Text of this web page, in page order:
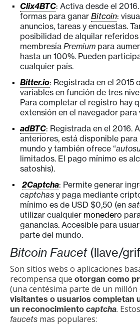
N
o
t
a
s
e
P
r
e
n
s
a
T
e
m
a
s
R
e
c
Clix4BTC: Activa desde el
formas para ganar Bitcoin:
anuncios, tareas y encuestas.
posibilidad de alquilar
membresía Premium para
hasta un 100%. Pueden
cualquier país.
Bitter.io: Registrada en el 2015
variables en función de tres
Para completar el registro hay
extensión en el navegador para
adBTC: Registrada en el 2016.
anteriores, está disponible
mundo y también ofrece “
limitados. El pago mínimo es
satoshis).
2Captcha: Permite generar
captchas y paga mediante
mínimo es de USD $0,50 (en
utilizar cualquier monedero
ganancias. Accesible para
parte del mundo.
Bitcoin Faucet(llave/
Son sitios webs o aplicaciones
recompensa que otorgan como
(una centésima parte de un millón
visitantes o usuarios completan
un reconocimiento captcha.
faucets mas populares: